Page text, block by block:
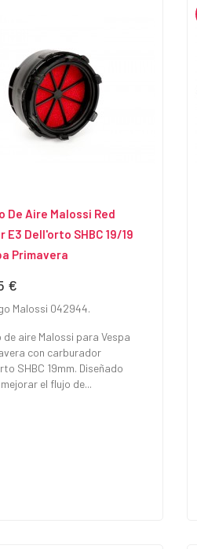
De Aire Malossi Red
E3 Dell'orto SHBC 19/19
Primavera
€
Malossi 042944.
de aire Malossi para Vespa
con carburador
SHBC 19mm. Diseñado
el flujo de...